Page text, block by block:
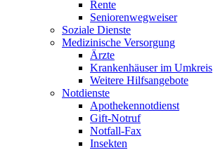
Rente
Seniorenwegweiser
Soziale Dienste
Medizinische Versorgung
Ärzte
Krankenhäuser im Umkreis
Weitere Hilfsangebote
Notdienste
Apothekennotdienst
Gift-Notruf
Notfall-Fax
Insekten